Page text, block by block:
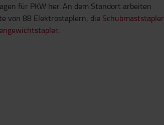
für PKW her. An dem Standort arbeiten
von 88 Elektrostaplern, die Schubmaststapler
.